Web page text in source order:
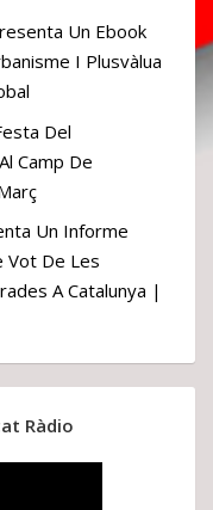
Un Ebook
I Plusvàlua
Del
Camp De
Un Informe
Vot De Les
A Catalunya |
Ràdio